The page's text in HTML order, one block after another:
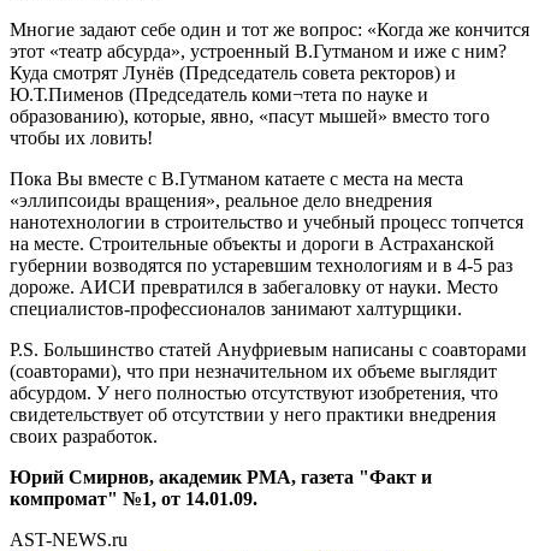
Многие задают себе один и тот же вопрос: «Когда же кончится
этот «театр абсурда», устроенный В.Гутманом и иже с ним?
Куда смотрят Лунёв (Председатель совета ректоров) и
Ю.Т.Пименов (Председатель коми¬тета по науке и
образованию), которые, явно, «пасут мышей» вместо того
чтобы их ловить!
Пока Вы вместе с В.Гутманом катаете с места на места
«эллипсоиды вращения», реальное дело внедрения
нанотехнологии в строительство и учебный процесс топчется
на месте. Строительные объекты и дороги в Астраханской
губернии возводятся по устаревшим технологиям и в 4-5 раз
дороже. АИСИ превратился в забегаловку от науки. Место
специалистов-профессионалов занимают халтурщики.
Р.S. Большинство статей Ануфриевым написаны с соавторами
(соавторами), что при незначительном их объеме выглядит
абсурдом. У него полностью отсутствуют изобретения, что
свидетельствует об отсутствии у него практики внедрения
своих разработок.
Юрий Смирнов, академик РМА, газета "Факт и
компромат" №1, от 14.01.09.
AST-NEWS.ru